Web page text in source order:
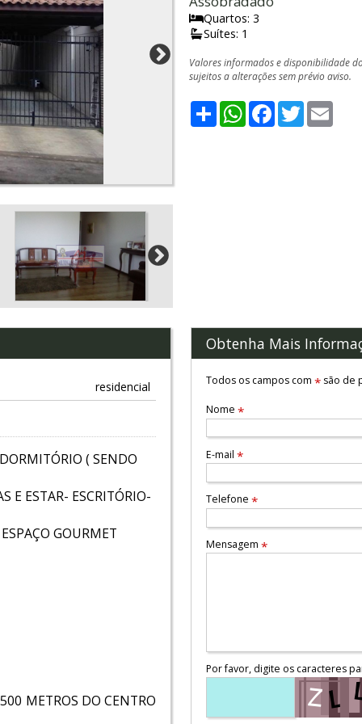
Quartos: 3
Suítes: 1
Valores informados e disponibilidade
sujeitos a alterações sem prévio aviso.
ShareWhatsApp
Facebook
Twitter
residencial
( SENDO
E ESTAR- ESCRITÓRIO-
GOURMET
METROS DO CENTRO
Obtenha Mais
Todos os campos com *são de
Nome *
E-mail *
Telefone *
Mensagem *
Por favor, digite os caracteres